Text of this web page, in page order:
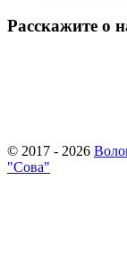
Расскажите о
© 2017 - 2026
"Сова"